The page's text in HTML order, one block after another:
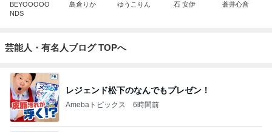
BEYOOOOO
NDS
島倉りか ゆうこりん 石 安伊 蒼井心音
芸能人・有名人ブログ TOPへ
レジェンド松下のなんでもプレゼン！
Amebaトピックス 6時間前